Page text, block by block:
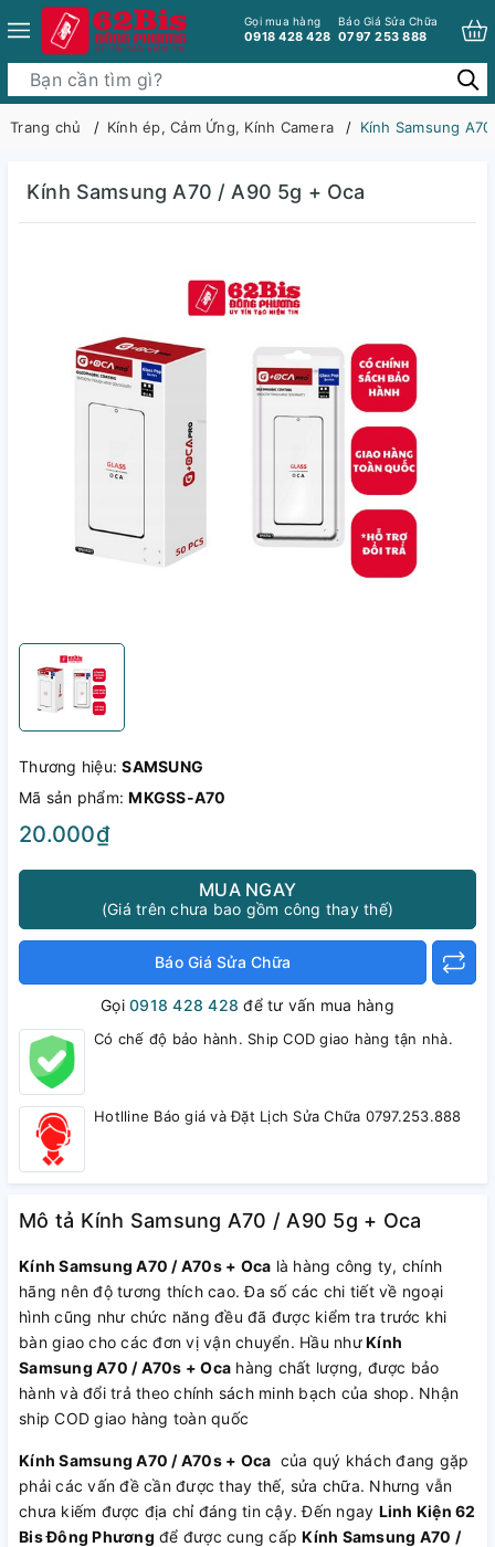
Gọi mua hàng
0918 428 428
Báo Giá Sửa Chữa
0797 253 888
Trang chủ Kính ép, Cảm Ứng, Kính Camera Kính Samsung
Kính Samsung A70 / A90 5g + Oca
Thương hiệu:SAMSUNG
Mã sản phẩm:MKGSS-A70
20.000₫
MUA NGAY
(Giá trên chưa bao gồm công thay thế)
Báo Giá Sửa Chữa
Gọi0918 428 428 để tư vấn mua hàng
Có chế độ bảo hành. Ship COD giao hàng tận nhà.
Hotlline Báo giá và Đặt Lịch Sửa Chữa 0797.253.888
Mô tả Kính Samsung A70 / A90 5g + Oca
Kính Samsung A70 / A70s + Oca là hàng công ty, chính
hãng nên độ tương thích cao. Đa số các chi tiết về ngoại
hình cũng như chức năng đều đã được kiểm tra trước khi
bàn giao cho các đơn vị vận chuyển. Hầu nhưKính
Samsung A70 / A70s + Oca hàng chất lượng, được bảo
hành và đổi trả theo chính sách minh bạch của shop. Nhận
ship COD giao hàng toàn quốc
Kính Samsung A70 / A70s + Oca của quý khách đang gặp
phải các vấn đề cần được thay thế, sửa chữa. Nhưng vẫn
chưa kiếm được địa chỉ đáng tin cậy. Đến ngay Linh Kiện 62
Bis Đông Phương để được cung cấpKính Samsung A70 /